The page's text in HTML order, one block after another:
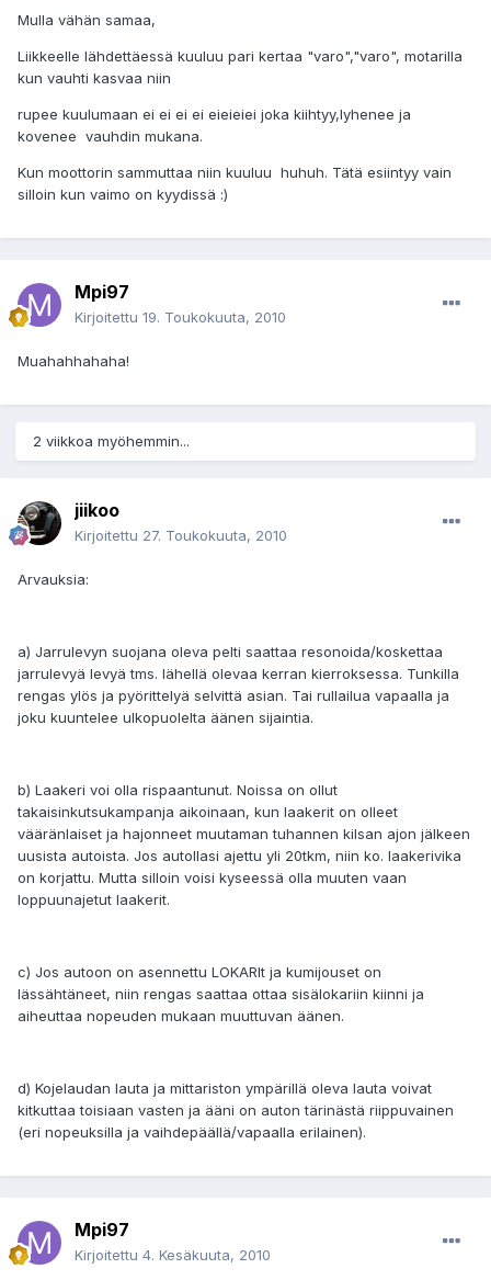
Mulla vähän samaa,
Liikkeelle lähdettäessä kuuluu pari kertaa "varo","varo", motarilla
kun vauhti kasvaa niin
rupee kuulumaan ei ei ei ei eieieiei joka kiihtyy,lyhenee ja
kovenee vauhdin mukana.
Kun moottorin sammuttaa niin kuuluu huhuh. Tätä esiintyy vain
silloin kun vaimo on kyydissä :)
Mpi97
Kirjoitettu 19. Toukokuuta, 2010
Muahahhahaha!
2 viikkoa myöhemmin...
jiikoo
Kirjoitettu 27. Toukokuuta, 2010
Arvauksia:
a) Jarrulevyn suojana oleva pelti saattaa resonoida/koskettaa
jarrulevyä levyä tms. lähellä olevaa kerran kierroksessa. Tunkilla
rengas ylös ja pyörittelyä selvittä asian. Tai rullailua vapaalla ja
joku kuuntelee ulkopuolelta äänen sijaintia.
b) Laakeri voi olla rispaantunut. Noissa on ollut
takaisinkutsukampanja aikoinaan, kun laakerit on olleet
vääränlaiset ja hajonneet muutaman tuhannen kilsan ajon jälkeen
uusista autoista. Jos autollasi ajettu yli 20tkm, niin ko. laakerivika
on korjattu. Mutta silloin voisi kyseessä olla muuten vaan
loppuunajetut laakerit.
c) Jos autoon on asennettu LOKARIt ja kumijouset on
lässähtäneet, niin rengas saattaa ottaa sisälokariin kiinni ja
aiheuttaa nopeuden mukaan muuttuvan äänen.
d) Kojelaudan lauta ja mittariston ympärillä oleva lauta voivat
kitkuttaa toisiaan vasten ja ääni on auton tärinästä riippuvainen
(eri nopeuksilla ja vaihdepäällä/vapaalla erilainen).
Mpi97
Kirjoitettu 4. Kesäkuuta, 2010